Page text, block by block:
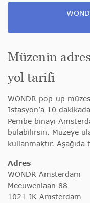
Müzenin
yol tarifi
WONDR pop-up
İstasyon’a 10
Pembe binayı
bulabilirsin. Müzeye
kullanmaktır.
Adres
WONDR Amsterdam
Meeuwenlaan 88
1021 JK Amsterdam